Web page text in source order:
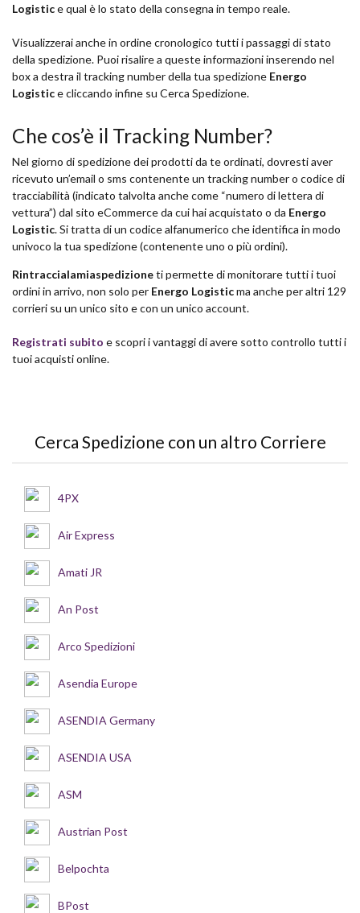
Logistice qual è lo stato della consegna in tempo reale.
Visualizzerai anche in ordine cronologico tutti i passaggi di stato
della spedizione. Puoi risalire a queste informazioni inserendo nel
box a destra il tracking number della tua spedizione Energo
Logistice cliccando infine su Cerca Spedizione.
Che cos’è il Tracking Number?
Nel giorno di spedizione dei prodotti da te ordinati, dovresti aver
ricevuto un’email o sms contenente un tracking number o codice di
tracciabilità (indicato talvolta anche come “numero di lettera di
vettura”) dal sito eCommerce da cui hai acquistato o da Energo
Logistic. Si tratta di un codice alfanumerico che identifica in modo
univoco la tua spedizione (contenente uno o più ordini).
Rintraccialamiaspedizioneti permette di monitorare tutti i tuoi
ordini in arrivo, non solo per Energo Logisticma anche per altri 129
corrieri su un unico sito e con un unico account.
Registrati subito e scopri i vantaggi di avere sotto controllo tutti i
tuoi acquisti online.
Cerca Spedizione con un altro Corriere
4PX
Air Express
Amati JR
An Post
Arco Spedizioni
Asendia Europe
ASENDIA Germany
ASENDIA USA
ASM
Austrian Post
Belpochta
BPost